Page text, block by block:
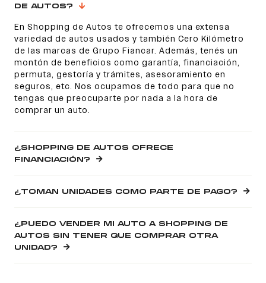
DE AUTOS?
En Shopping de Autos te ofrecemos una extensa
variedad de autos usados y también Cero Kilómetro
de las marcas de Grupo Fiancar. Además, tenés un
montón de beneficios como garantía, financiación,
permuta, gestoría y trámites, asesoramiento en
seguros, etc. Nos ocupamos de todo para que no
tengas que preocuparte por nada a la hora de
comprar un auto.
¿SHOPPING DE AUTOS OFRECE
FINANCIACIÓN?
¿TOMAN UNIDADES COMO PARTE DE PAGO?
¿PUEDO VENDER MI AUTO A SHOPPING DE
AUTOS SIN TENER QUE COMPRAR OTRA
UNIDAD?